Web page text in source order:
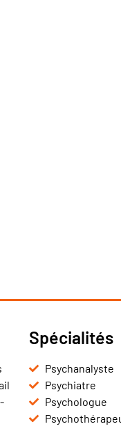
Spécialités
Psychanalyste
Psychiatre
Psychologue